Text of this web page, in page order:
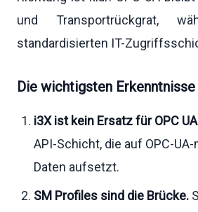
und Transportrückgrat,
standardisierten IT-
Die wichtigsten Erkenntnisse
i3X ist kein Ersatz für OPC
API-Schicht, die auf OPC-
Daten aufsetzt.
SM Profiles sind die Brücke.